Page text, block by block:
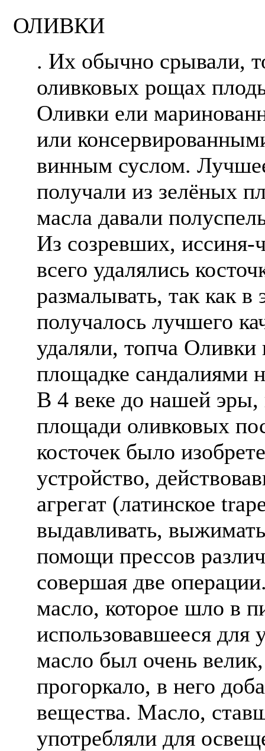
ОЛИВКИ
. Их обычно срывали,
оливковых рощах
Оливки ели
или
винным суслом.
получали из зелёных
масла давали
Из созревших,
всего удалялись
размалывать, так как в
получалось лучшего
удаляли, топча Оливки
площадке сандалиями
В 4 веке до нашей эры,
площади оливковых
косточек было
устройство,
агрегат (латинское
выдавливать,
помощи прессов
совершая две
масло, которое шло в
использовавшееся
масло был очень
прогоркало, в него
вещества. Масло,
употребляли для